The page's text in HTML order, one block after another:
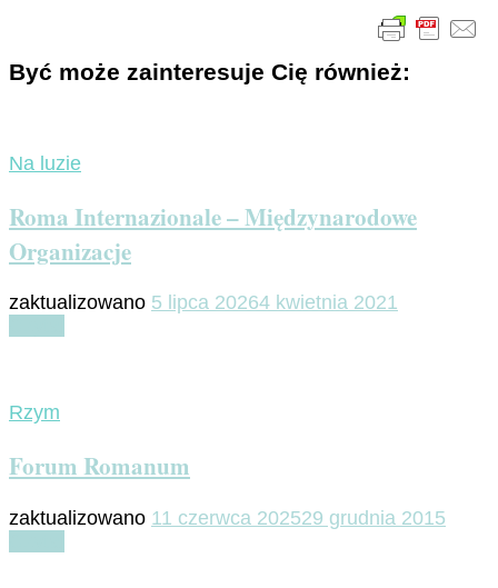
Być może zainteresuje Cię również:
Na luzie
Roma Internazionale – Międzynarodowe
Organizacje
zaktualizowano 5 lipca 20264 kwietnia 2021
Rzym
Forum Romanum
zaktualizowano 11 czerwca 202529 grudnia 2015